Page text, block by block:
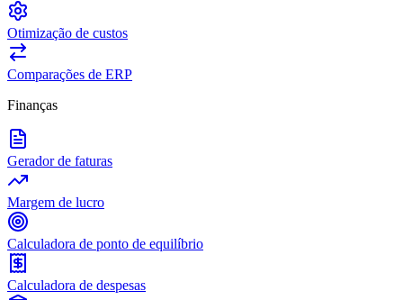
Otimização de custos
Comparações de ERP
Finanças
Gerador de faturas
Margem de lucro
Calculadora de ponto de equilíbrio
Calculadora de despesas